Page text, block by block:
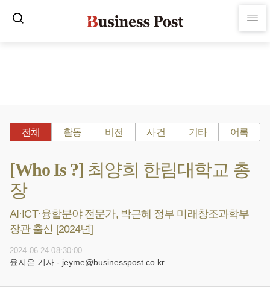
전체 활동 비전 사건 기타 어록
[Who Is ?] 최양희 한림대학교 총
장
AI·ICT·융합분야 전문가, 박근혜 정부 미래창조과학부
장관 출신 [2024년]
2024-06-24 08:30:00
윤지은 기자 - jeyme@businesspost.co.kr